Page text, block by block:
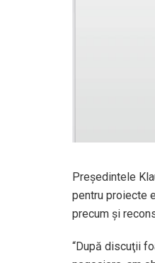
Preşedintele
pentru proiecte
precum şi
“După discuţii